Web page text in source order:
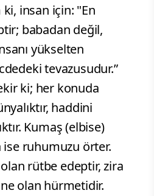
insan için: "En
babadan değil,
yükselten
tevazusudur.”
ki; her konuda
haddini
Kumaş (elbise)
ruhumuzu örter.
rütbe edeptir, zira
olan hürmetidir.